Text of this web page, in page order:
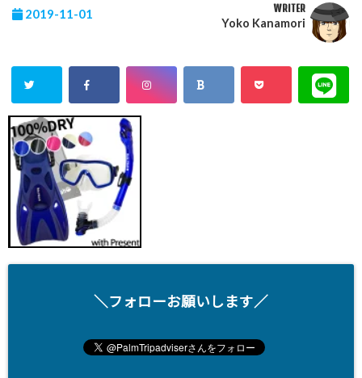
2019-11-01 WRITER
Yoko Kanamori
＼フォローお願いします／